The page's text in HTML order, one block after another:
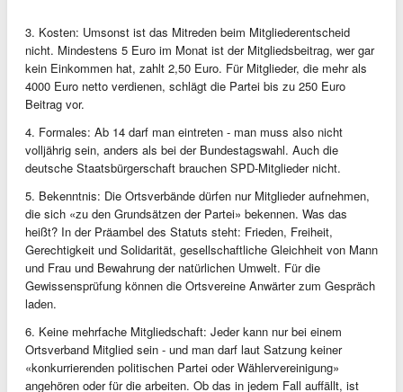
3. Kosten: Umsonst ist das Mitreden beim Mitgliederentscheid
nicht. Mindestens 5 Euro im Monat ist der Mitgliedsbeitrag, wer gar
kein Einkommen hat, zahlt 2,50 Euro. Für Mitglieder, die mehr als
4000 Euro netto verdienen, schlägt die Partei bis zu 250 Euro
Beitrag vor.
4. Formales: Ab 14 darf man eintreten - man muss also nicht
volljährig sein, anders als bei der Bundestagswahl. Auch die
deutsche Staatsbürgerschaft brauchen SPD-Mitglieder nicht.
5. Bekenntnis: Die Ortsverbände dürfen nur Mitglieder aufnehmen,
die sich «zu den Grundsätzen der Partei» bekennen. Was das
heißt? In der Präambel des Statuts steht: Frieden, Freiheit,
Gerechtigkeit und Solidarität, gesellschaftliche Gleichheit von Mann
und Frau und Bewahrung der natürlichen Umwelt. Für die
Gewissensprüfung können die Ortsvereine Anwärter zum Gespräch
laden.
6. Keine mehrfache Mitgliedschaft: Jeder kann nur bei einem
Ortsverband Mitglied sein - und man darf laut Satzung keiner
«konkurrierenden politischen Partei oder Wählervereinigung»
angehören oder für die arbeiten. Ob das in jedem Fall auffällt, ist